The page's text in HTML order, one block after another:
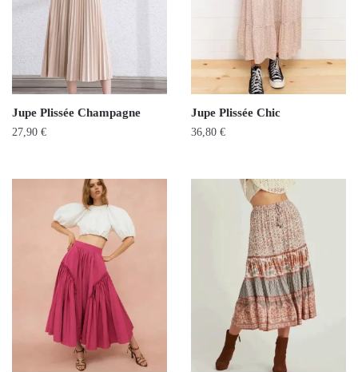
Jupe Plissée Champagne
27,90 €
Jupe Plissée Chic
36,80 €